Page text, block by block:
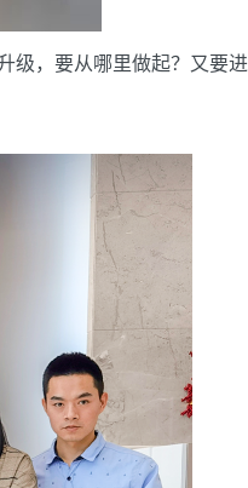
级，要从哪里做起？又要进